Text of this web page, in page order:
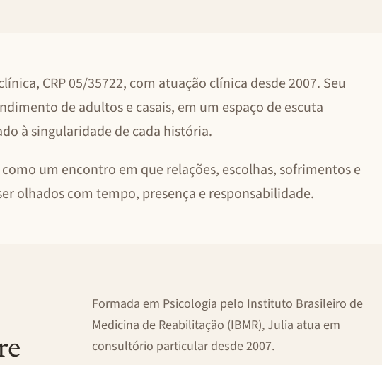
CRP 05/35722, com atuação clínica desde 2007. Seu
de adultos e casais, em um espaço de escuta
à singularidade de cada história.
um encontro em que relações, escolhas, sofrimentos e
olhados com tempo, presença e responsabilidade.
Formada em Psicologia pelo Instituto Brasileiro de
Medicina de Reabilitação (IBMR), Julia atua em
consultório particular desde 2007.